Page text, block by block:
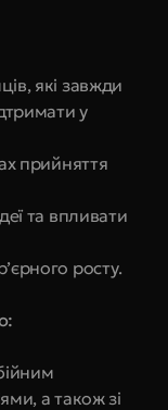
які завжди
у
прийняття
та впливати
росту.
а також зі